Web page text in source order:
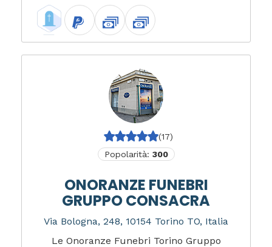
(17)
Popolarità: 300
ONORANZE FUNEBRI
GRUPPO CONSACRA
Via Bologna, 248, 10154 Torino TO, Italia
Le Onoranze Funebri Torino Gruppo